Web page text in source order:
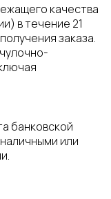
качества
в течение 21
заказа.
банковской
или